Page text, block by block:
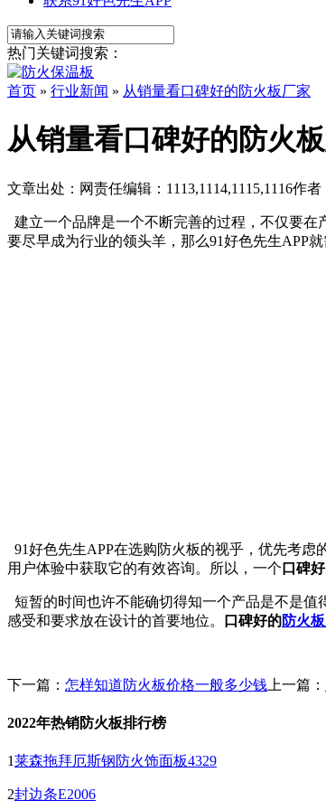
热门关键词搜索：
首页 » 行业新闻 » 从销量看口碑好的防火板厂家
从销量看口碑好的防火
文章出处： 网责任编辑：1113,1114,1115,1116作者
建立一个品牌是一个不断完善的过程，不仅要在
要尽早成为行业的领头羊，那么91好色先生APP
91好色先生APP在选购防火板的视乎，优先考虑
用户体验中获取它的有效咨询。所以，一个 口碑
短暂的时间也许不能确切得知一个产品是不是值得
感受和要求放在设计的首要地位。
口碑好的防火
下一篇： 怎样知道防火板价格一般多少钱 上一篇：
2022年热销防火板排行榜
1莱森拖拜厄斯钢防火饰面板4329
2封边条E2006